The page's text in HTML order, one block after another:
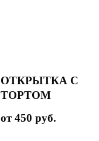
ОТКРЫТКА С
ТОРТОМ
450 руб.